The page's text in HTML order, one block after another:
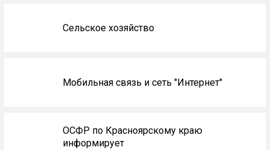
Сельское хозяйство
Мобильная связь и сеть "Интернет"
ОСФР по Красноярскому краю
информирует